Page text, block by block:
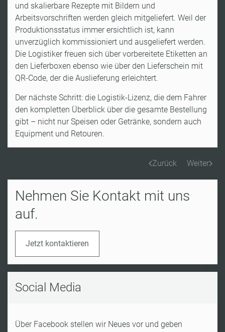
und skalierbare Rezepte mit Bildern und
Arbeitsvorschriften werden gleich mitgeliefert. Weil der
Produktionsstatus immer ersichtlich ist, kann
unverzüglich kommissioniert und ausgeliefert werden.
Die Logistiker freuen sich über vorbereitete Etiketten an
den Lieferboxen ebenso wie über den Lieferschein mit
QR-Code, der die Auslieferung erleichtert.
Der nächste Schritt: die Logistik-Lizenz, die dem Fahrer
den kompletten Überblick über die gesamte Bestellung
gibt – nicht nur Speisen oder Getränke, sondern auch
Equipment und Retouren.
Zurück Weiter
Nehmen Sie Kontakt mit uns
auf.
Jetzt kontaktieren
Social Media
Über Facebook stellen wir Neues vor und geben